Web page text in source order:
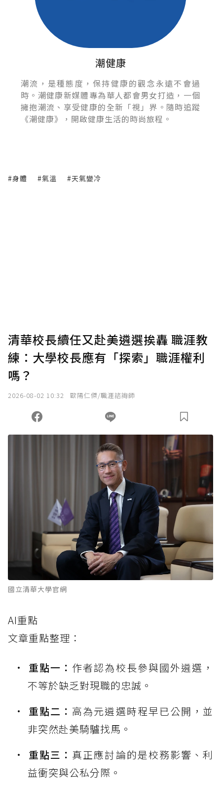
潮健康
潮流，是種態度，保持健康的觀念永遠不會過
時。潮健康新媒體專為華人都會男女打造，一個
擁抱潮流、享受健康的全新「視」界。隨時追蹤
《潮健康》，開啟健康生活的時尚旅程。
#身體 #氣溫 #天氣變冷
清華校長續任又赴美遴選挨轟 職涯教
練：大學校長應有「探索」職涯權利
嗎？
2026-08-02 10:32 歐陽仁傑/職涯諮詢師
國立清華大學官網
AI重點
文章重點整理：
重點一： 作者認為校長參與國外遴選，
不等於缺乏對現職的忠誠。
重點二： 高為元遴選時程早已公開，並
非突然赴美騎驢找馬。
重點三： 真正應討論的是校務影響、利
益衝突與公私分際。